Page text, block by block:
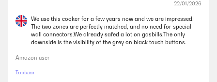
22/01/2026
We use this cooker for a few years now and we are impressed!
The two zones are perfectly matched, and no need for special
wall connectors.We already safed a lot on gasbills.The only
downside is the visibility of the grey on black touch buttons.
Amazon user
Traduire